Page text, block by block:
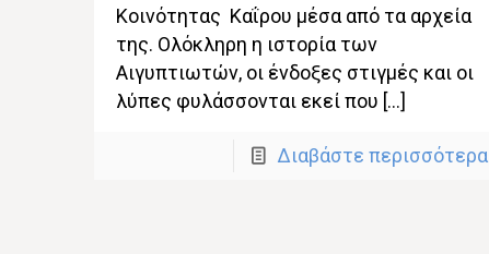
Κοινότητας Καΐρου μέσα από τα αρχεία
της. Ολόκληρη η ιστορία των
Αιγυπτιωτών, οι ένδοξες στιγμές και οι
λύπες φυλάσσονται εκεί που […]
Διαβάστε περισσότερα